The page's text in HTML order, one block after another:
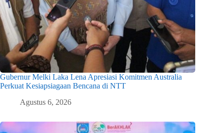
Gubernur Melki Laka Lena Apresiasi Komitmen Australia
Perkuat Kesiapsiagaan Bencana di NTT
Agustus 6, 2026